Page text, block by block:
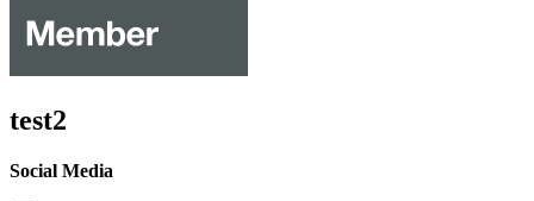
test2
Social Media